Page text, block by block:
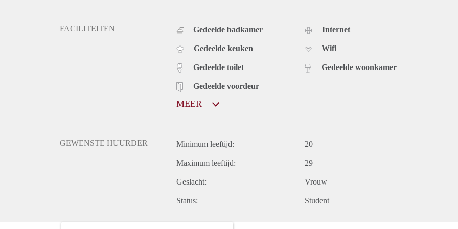
FACILITEITEN Gedeelde badkamer
Gedeelde keuken
Gedeelde toilet
Gedeelde voordeur
Internet
Wifi
Gedeelde woonkamer
MEER
GEWENSTE HUURDER Minimum leeftijd: 20
Maximum leeftijd: 29
Geslacht: Vrouw
Status: Student